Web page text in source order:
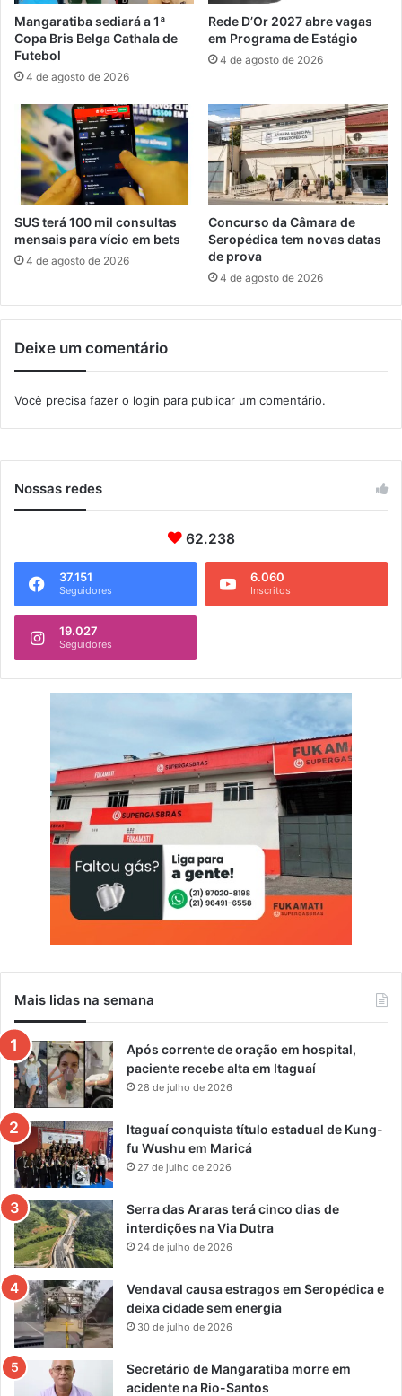
n
s
D
u
e
m
S
e
r
o
p
a
Mangaratiba sediará a 1ª
Copa Bris Belga Cathala de
Futebol
4 de agosto de 2026
Rede D’Or 2027 abre vagas
em Programa de Estágio
4 de agosto de 2026
SUS terá 100 mil consultas
mensais para vício em bets
4 de agosto de 2026
Concurso da Câmara de
Seropédica tem novas datas
de prova
4 de agosto de 2026
Deixe um comentário
Você precisa fazer o login para publicar um comentário.
Nossas redes
62.238
37.151
Seguidores
6.060
Inscritos
19.027
Seguidores
Mais lidas na semana
Após corrente de oração em hospital,
paciente recebe alta em Itaguaí
28 de julho de 2026
Itaguaí conquista título estadual de Kung-
fu Wushu em Maricá
27 de julho de 2026
Serra das Araras terá cinco dias de
interdições na Via Dutra
24 de julho de 2026
Vendaval causa estragos em Seropédica e
deixa cidade sem energia
30 de julho de 2026
Secretário de Mangaratiba morre em
acidente na Rio-Santos